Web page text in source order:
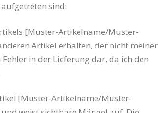
sind:
[Muster-Artikelname/Muster-
Artikel erhalten, der nicht meiner
in der Lieferung dar, da ich den
[Muster-Artikelname/Muster-